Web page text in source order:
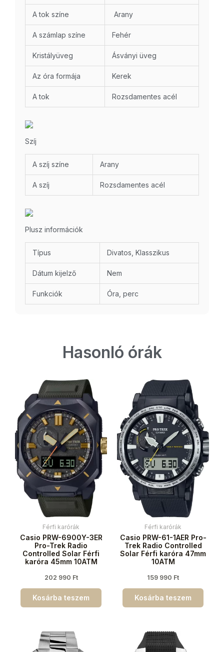
A tok színe Arany
A számlap színe Fehér
Kristályüveg Ásványi üveg
Az óra formája Kerek
A tok Rozsdamentes acél
Szíj
A szíj színe Arany
A szíj Rozsdamentes acél
Plusz információk
Típus Divatos, Klasszikus
Dátum kijelző Nem
Funkciók Óra, perc
Hasonló órák
Férfi karórák
Casio PRW-6900Y-3ER
Pro-Trek Radio
Controlled Solar Férfi
karóra 45mm 10ATM
202 990 Ft
Kosárba teszem
Férfi karórák
Casio PRW-61-1AER Pro-
Trek Radio Controlled
Solar Férfi karóra 47mm
10ATM
159 990 Ft
Kosárba teszem